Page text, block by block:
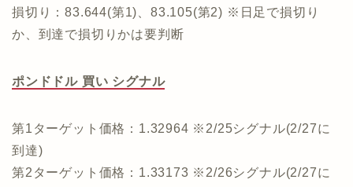
損切り：83.644(第1)、83.105(第2) ※日足で損切り
か、到達で損切りかは要判断
ポンドドル 買い シグナル
第1ターゲット価格：1.32964 ※2/25シグナル(2/27に
到達)
第2ターゲット価格：1.33173 ※2/26シグナル(2/27に